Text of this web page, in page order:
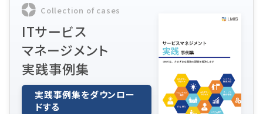
Collection of cases
ITサービス
マネージメント
実践事例集
実践事例集をダウンロー
ドする